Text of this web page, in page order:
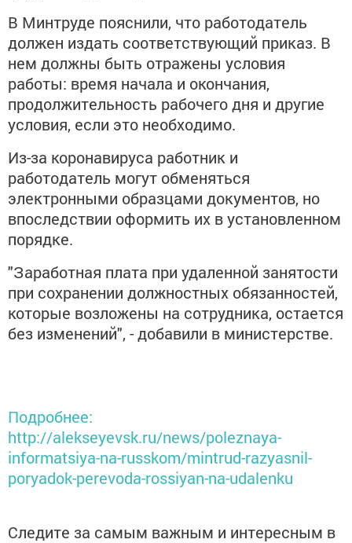
В Минтруде пояснили, что работодатель
должен издать соответствующий приказ. В
нем должны быть отражены условия
работы: время начала и окончания,
продолжительность рабочего дня и другие
условия, если это необходимо.
Из-за коронавируса работник и
работодатель могут обменяться
электронными образцами документов, но
впоследствии оформить их в установленном
порядке.
"Заработная плата при удаленной занятости
при сохранении должностных обязанностей,
которые возложены на сотрудника, остается
без изменений", - добавили в министерстве.
Подробнее:
http://alekseyevsk.ru/news/poleznaya-
informatsiya-na-russkom/mintrud-razyasnil-
poryadok-perevoda-rossiyan-na-udalenku
Следите за самым важным и интересным в